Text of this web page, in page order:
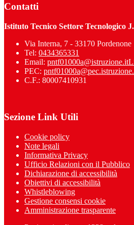
Contatti
Istituto Tecnico Settore Tecnologico
Via Interna, 7 - 33170 Pordenone
Tel: 0434365331
Email: pntf01000a@istruzione.it
PEC:
C.F.: 80007410931
Sezione Link Utili
Cookie policy
Note legali
Informativa Privacy
Ufficio Relazioni con il Pubblico
Dichiarazione di accessibilità
Obiettivi di accessibilità
Whistleblowing
Gestione consensi cookie
Amministrazione trasparente